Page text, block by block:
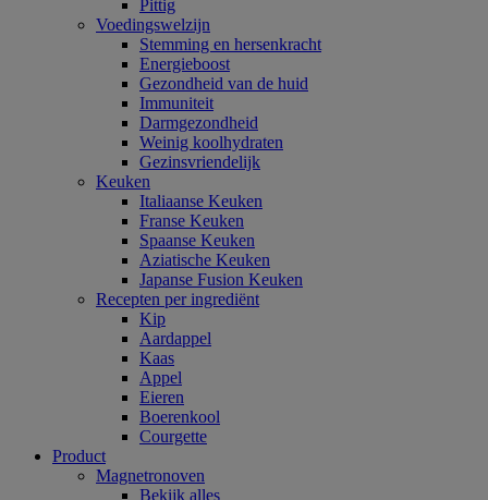
Pittig
Voedingswelzijn
Stemming en hersenkracht
Energieboost
Gezondheid van de huid
Immuniteit
Darmgezondheid
Weinig koolhydraten
Gezinsvriendelijk
Keuken
Italiaanse Keuken
Franse Keuken
Spaanse Keuken
Aziatische Keuken
Japanse Fusion Keuken
Recepten per ingrediënt
Kip
Aardappel
Kaas
Appel
Eieren
Boerenkool
Courgette
Product
Magnetronoven
Bekijk alles